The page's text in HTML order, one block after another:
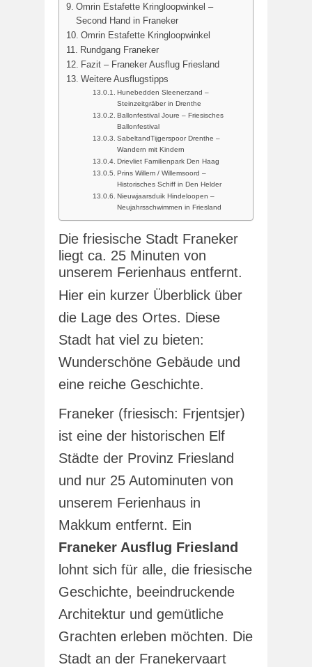
Omrin Estafette Kringloopwinkel –
Second Hand in Franeker
Omrin Estafette Kringloopwinkel
Rundgang Franeker
Fazit – Franeker Ausflug Friesland
Weitere Ausflugstipps
Hunebedden Sleenerzand –
Steinzeitgräber in Drenthe
Ballonfestival Joure – Friesisches
Ballonfestival
SabeltandTijgerspoor Drenthe –
Wandern mit Kindern
Drievliet Familienpark Den Haag
Prins Willem / Willemsoord –
Historisches Schiff in Den Helder
Nieuwjaarsduik Hindeloopen –
Neujahrsschwimmen in Friesland
Die friesische Stadt Franeker
liegt ca. 25 Minuten von
unserem Ferienhaus entfernt.
Hier ein kurzer Überblick über
die Lage des Ortes. Diese
Stadt hat viel zu bieten:
Wunderschöne Gebäude und
eine reiche Geschichte.
Franeker (friesisch: Frjentsjer)
ist eine der historischen Elf
Städte der Provinz Friesland
und nur 25 Autominuten von
unserem Ferienhaus in
Makkum entfernt. Ein
Franeker Ausflug Friesland
lohnt sich für alle, die friesische
Geschichte, beeindruckende
Architektur und gemütliche
Grachten erleben möchten. Die
Stadt an der Franekervaart